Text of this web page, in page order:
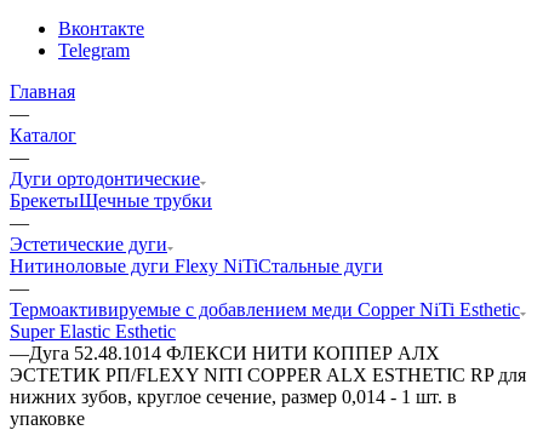
Вконтакте
Telegram
Главная
—
Каталог
—
Дуги ортодонтические
БрекетыЩечные трубки
—
Эстетические дуги
Нитиноловые дуги Flexy NiTiСтальные дуги
—
Термоактивируемые с добавлением меди Copper NiTi Esthetic
Super Elastic Esthetic
—Дуга 52.48.1014 ФЛЕКСИ НИТИ КОППЕР АЛХ
ЭСТЕТИК РП/FLEXY NITI COPPER ALX ESTHETIC RP для
нижних зубов, круглое сечение, размер 0,014 - 1 шт. в
упаковке